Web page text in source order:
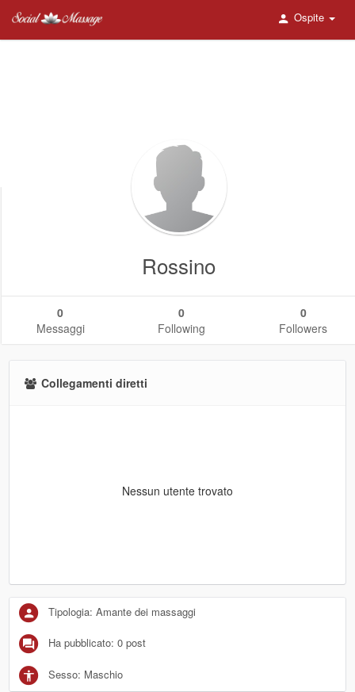
Ospite
Rossino
0
Messaggi
0
Following
0
Followers
Collegamenti diretti
Nessun utente trovato
Tipologia: Amante dei massaggi
Ha pubblicato: 0 post
Sesso: Maschio